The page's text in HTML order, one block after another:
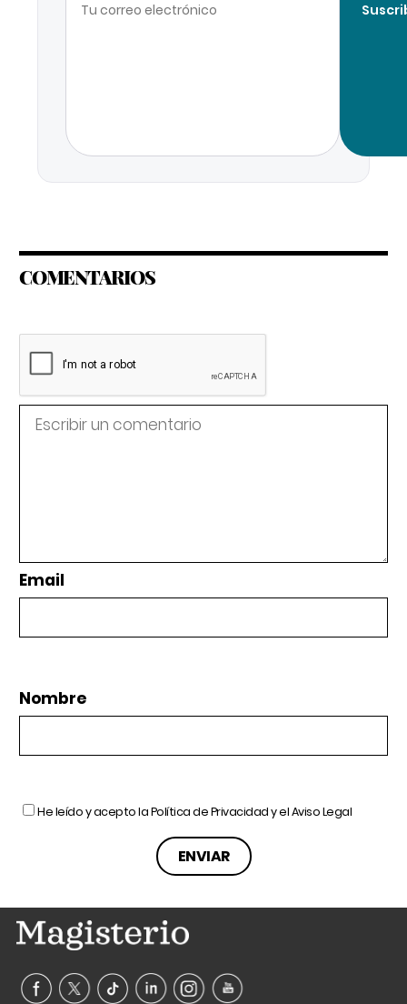
COMENTARIOS
Email
Nombre
He leído y acepto laPolítica de Privacidady elAviso Legal